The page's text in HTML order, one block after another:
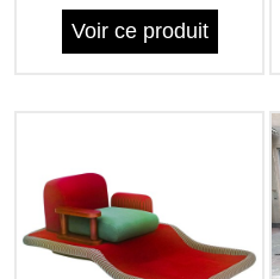
Voir ce produit